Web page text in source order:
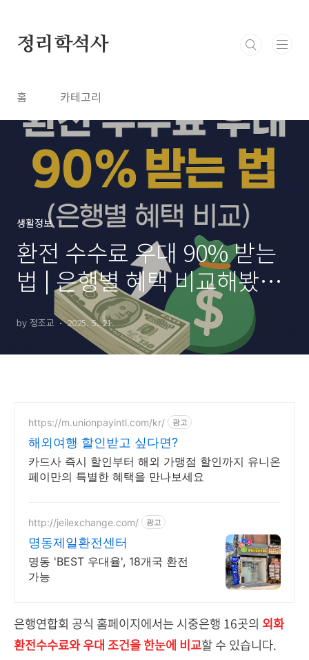
정리학석사
홈 카테고리
생활정보
환전 수수료 우대 90% 받는
법 | 은행별 혜택 비교해봤어
요 (ft.달러 환전 수수료)
by 정조교 2025. 5. 21.
https://m.unionpayintl.com/kr/ 광고
해외여행 할인받고 싶다면?
카드사 즉시 할인부터 해외 가맹점 할인까지 유니온
페이만의 특별한 혜택을 만나보세요
http://jeilexchange.com/ 광고
명동제일환전센터
명동 'BEST 우대율', 18개국 환전
가능
은행연합회 공식 홈페이지에서는 시중은행 16곳의 외화
환전수수료와 우대 조건을 한눈에 비교할 수 있습니다.